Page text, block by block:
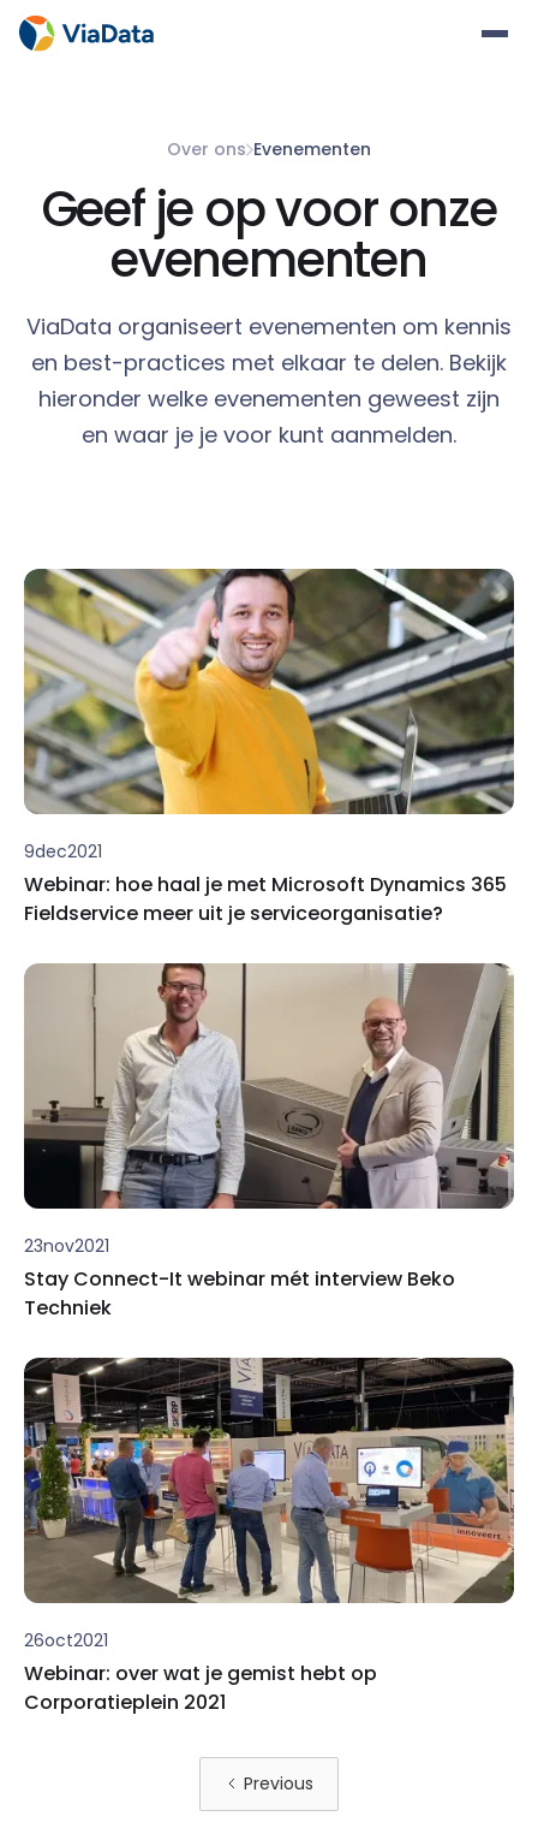
Over ons Evenementen
Geef je op voor onze
evenementen
ViaData organiseert evenementen om kennis
en best-practices met elkaar te delen. Bekijk
hieronder welke evenementen geweest zijn
en waar je je voor kunt aanmelden.
9dec2021
Webinar: hoe haal je met Microsoft Dynamics 365
Fieldservice meer uit je serviceorganisatie?
23nov2021
Stay Connect-It webinar mét interview Beko
Techniek
26oct2021
Webinar: over wat je gemist hebt op
Corporatieplein 2021
Previous